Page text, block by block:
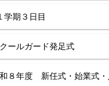
期３日目
ールガード発足式
８年度 新任式・始業式・